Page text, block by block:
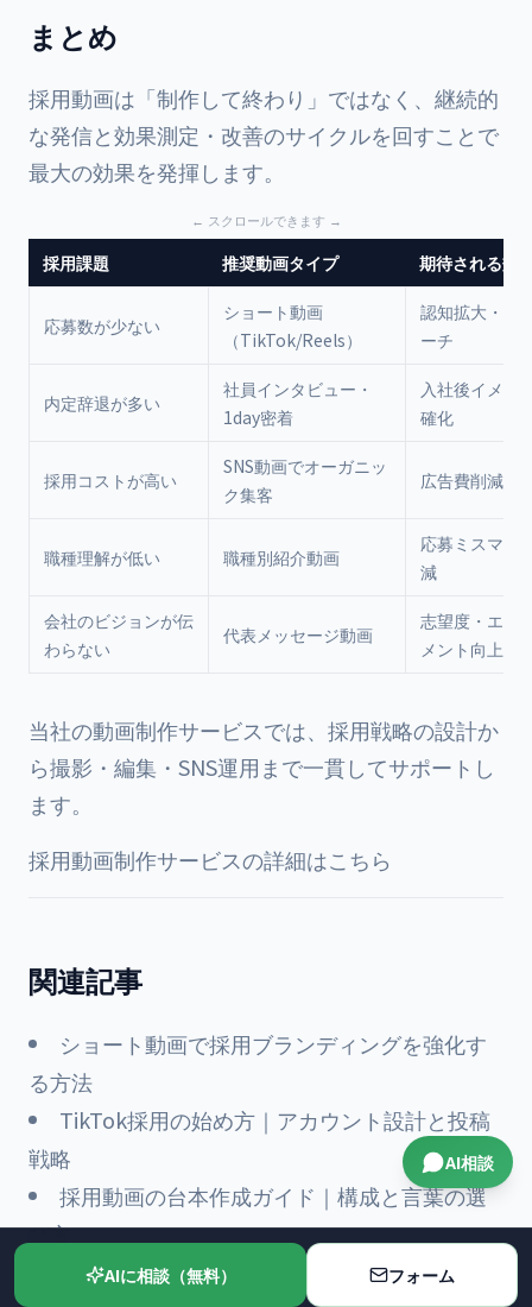
まとめ
採用動画は「制作して終わり」ではなく、継続的
な発信と効果測定・改善のサイクルを回すことで
最大の効果を発揮します。
採用課題 推奨動画タイプ 期待される効
応募数が少ない
ショート動画
（TikTok/Reels）
認知拡大・若
ーチ
内定辞退が多い
社員インタビュー・
1day密着
入社後イメー
確化
採用コストが高い
SNS動画でオーガニッ
ク集客
広告費削減
職種理解が低い 職種別紹介動画
応募ミスマッ
減
会社のビジョンが伝
わらない
代表メッセージ動画
志望度・エン
メント向上
当社の動画制作サービスでは、採用戦略の設計か
ら撮影・編集・SNS運用まで一貫してサポートし
ます。
採用動画制作サービスの詳細はこちら
関連記事
ショート動画で採用ブランディングを強化す
る方法
TikTok採用の始め方｜アカウント設計と投稿
戦略
採用動画の台本作成ガイド｜構成と言葉の選
び方
AIに相談（無料） フォーム
AI相談